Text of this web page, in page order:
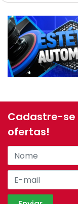
Cadastre-se
ofertas!